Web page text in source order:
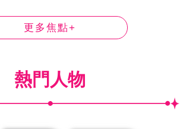
更多焦點+
熱門人物